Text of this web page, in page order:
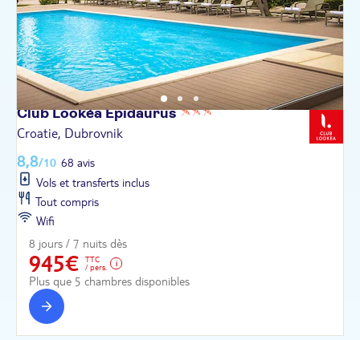
Club LookéaEpidaurus
Croatie, Dubrovnik
8,8/10 68 avis
Vols et transferts inclus
Tout compris
Wifi
8 jours / 7 nuits dès
945€
TTC
/ pers.
Plus que 5 chambres disponibles